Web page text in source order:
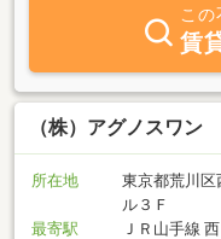
この
賃
（株）アグノスワン
所在地
東京都荒川区
ル３Ｆ
最寄駅
ＪＲ山手線